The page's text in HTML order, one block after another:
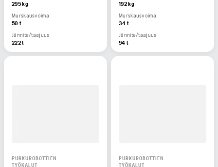
295 kg
Murskausvoima
50 t
Jännite/taajuus
222 t
192 kg
Murskausvoima
34 t
Jännite/taajuus
94 t
PURKUROBOTTIEN
TYÖKALUT
PURKUROBOTTIEN
TYÖKALUT